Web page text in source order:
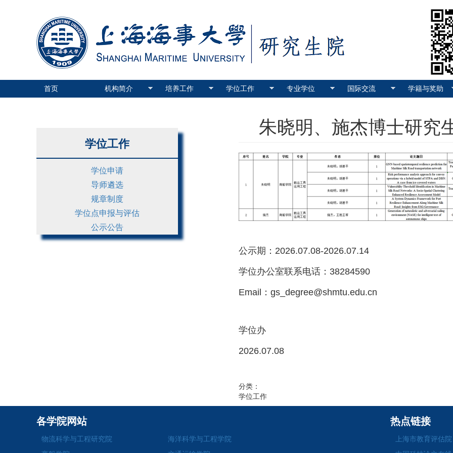
首页 机构简介 培养工作 学位工作 专业学位 国际交流 学籍与奖助
学位工作
学位申请
导师遴选
规章制度
学位点申报与评估
公示公告
朱晓明、施杰博士研究
公示期：2026.07.08-2026.07.14
学位办公室联系电话：38284590
Email：gs_degree@shmtu.edu.cn
学位办
2026.07.08
分类：
学位工作
各学院网站
物流科学与工程研究院
海洋科学与工程学院
热点链接
上海市教育评估院